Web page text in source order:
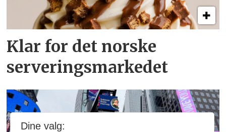
Klar for det norske
serveringsmarkedet
Dine valg: